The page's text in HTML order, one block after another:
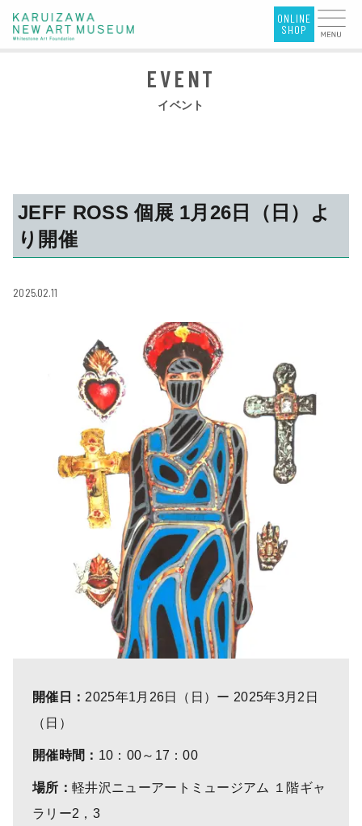
イベント
JEFF ROSS 個展 1月26日（日）よ
り開催
2025.02.11
開催日： 2025年1月26日（日）ー 2025年3月2日
（日）
開催時間： 10：00～17：00
場所： 軽井沢ニューアートミュージアム １階ギャ
ラリー2，3